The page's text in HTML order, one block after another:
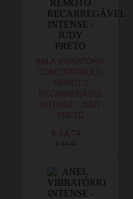
BALA VIBRATÓRIA
COM CONTROLO
REMOTO
RECARREGÁVEL
INTENSE - JUDY
PRETO
€ 14,74
€ 17,47